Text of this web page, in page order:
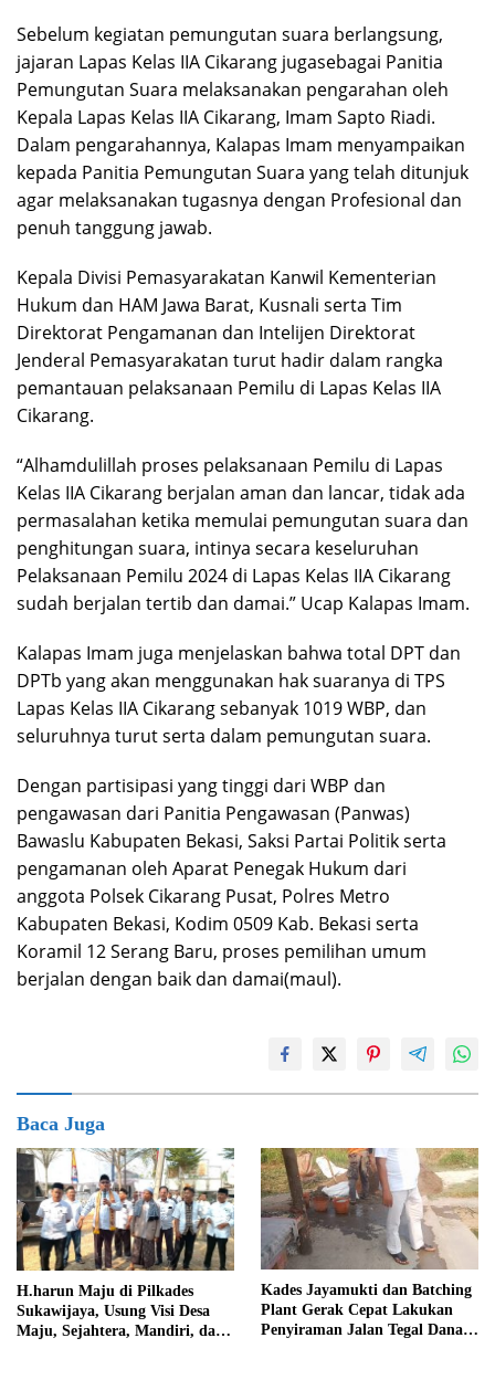
Sebelum kegiatan pemungutan suara berlangsung,
jajaran Lapas Kelas IIA Cikarang jugasebagai Panitia
Pemungutan Suara melaksanakan pengarahan oleh
Kepala Lapas Kelas IIA Cikarang, Imam Sapto Riadi.
Dalam pengarahannya, Kalapas Imam menyampaikan
kepada Panitia Pemungutan Suara yang telah ditunjuk
agar melaksanakan tugasnya dengan Profesional dan
penuh tanggung jawab.
Kepala Divisi Pemasyarakatan Kanwil Kementerian
Hukum dan HAM Jawa Barat, Kusnali serta Tim
Direktorat Pengamanan dan Intelijen Direktorat
Jenderal Pemasyarakatan turut hadir dalam rangka
pemantauan pelaksanaan Pemilu di Lapas Kelas IIA
Cikarang.
“Alhamdulillah proses pelaksanaan Pemilu di Lapas
Kelas IIA Cikarang berjalan aman dan lancar, tidak ada
permasalahan ketika memulai pemungutan suara dan
penghitungan suara, intinya secara keseluruhan
Pelaksanaan Pemilu 2024 di Lapas Kelas IIA Cikarang
sudah berjalan tertib dan damai.” Ucap Kalapas Imam.
Kalapas Imam juga menjelaskan bahwa total DPT dan
DPTb yang akan menggunakan hak suaranya di TPS
Lapas Kelas IIA Cikarang sebanyak 1019 WBP, dan
seluruhnya turut serta dalam pemungutan suara.
Dengan partisipasi yang tinggi dari WBP dan
pengawasan dari Panitia Pengawasan (Panwas)
Bawaslu Kabupaten Bekasi, Saksi Partai Politik serta
pengamanan oleh Aparat Penegak Hukum dari
anggota Polsek Cikarang Pusat, Polres Metro
Kabupaten Bekasi, Kodim 0509 Kab. Bekasi serta
Koramil 12 Serang Baru, proses pemilihan umum
berjalan dengan baik dan damai(maul).
Baca Juga
H.harun Maju di Pilkades
Sukawijaya, Usung Visi Desa
Maju, Sejahtera, Mandiri, dan
Kades Jayamukti dan Batching
Plant Gerak Cepat Lakukan
Penyiraman Jalan Tegal Danas